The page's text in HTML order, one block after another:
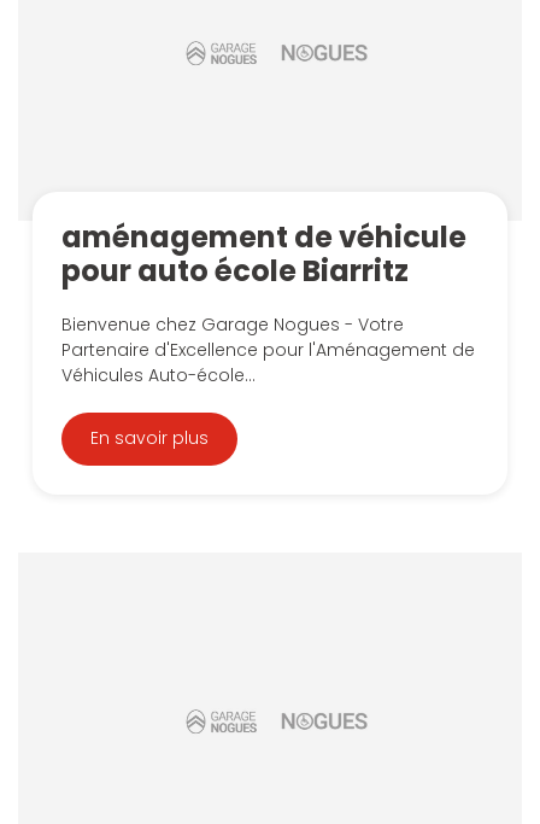
aménagement de véhicule
pour auto école Biarritz
Bienvenue chez Garage Nogues - Votre
Partenaire d'Excellence pour l'Aménagement de
Véhicules Auto-école...
En savoir plus